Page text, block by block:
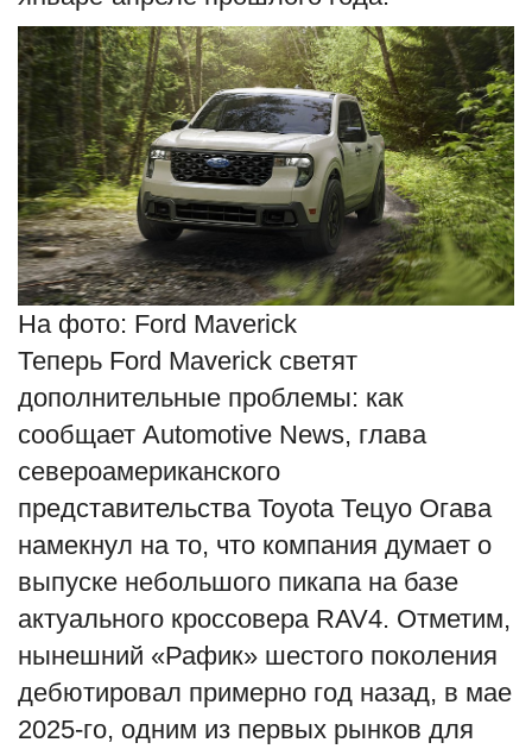
На фото: Ford Maverick
Теперь Ford Maverick светят
дополнительные проблемы: как
сообщает Automotive News, глава
североамериканского
представительства Toyota Тецуо Огава
намекнул на то, что компания думает о
выпуске небольшого пикапа на базе
актуального кроссовера RAV4. Отметим,
нынешний «Рафик» шестого поколения
дебютировал примерно год назад, в мае
2025-го, одним из первых рынков для